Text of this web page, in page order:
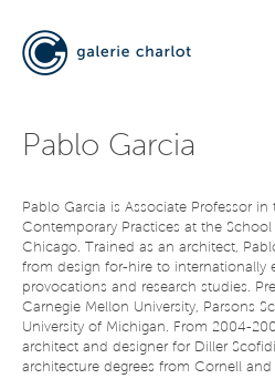
Pablo Garcia
Pablo Garcia is Associate Professor
Contemporary Practices at the
Chicago. Trained as an architect,
from design for-hire to internationally
provocations and research studies.
Carnegie Mellon University, Parsons
University of Michigan. From 2004-
architect and designer for Diller
architecture degrees from Cornell and